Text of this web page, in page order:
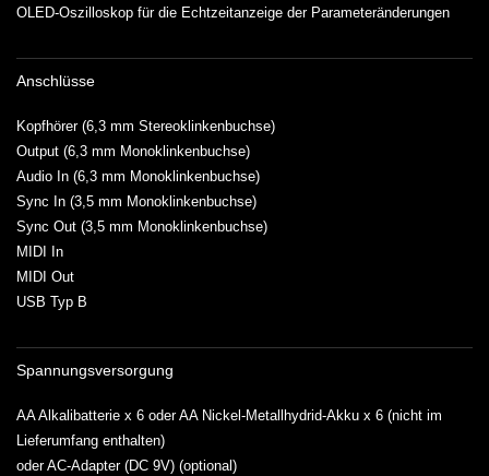
OLED-Oszilloskop für die Echtzeitanzeige der Parameteränderungen
Anschlüsse
Kopfhörer (6,3 mm Stereoklinkenbuchse)
Output (6,3 mm Monoklinkenbuchse)
Audio In (6,3 mm Monoklinkenbuchse)
Sync In (3,5 mm Monoklinkenbuchse)
Sync Out (3,5 mm Monoklinkenbuchse)
MIDI In
MIDI Out
USB Typ B
Spannungsversorgung
AA Alkalibatterie x 6 oder AA Nickel-Metallhydrid-Akku x 6 (nicht im
Lieferumfang enthalten)
oder AC-Adapter (DC 9V) (optional)